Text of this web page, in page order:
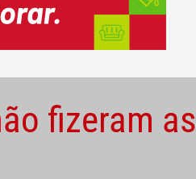
fizeram as